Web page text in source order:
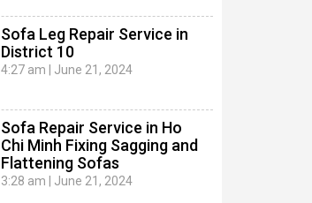
Sofa Leg Repair Service in
District 10
4:27 am June 21, 2024
Sofa Repair Service in Ho
Chi Minh Fixing Sagging and
Flattening Sofas
3:28 am June 21, 2024